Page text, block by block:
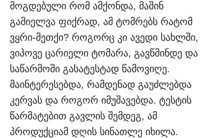
მოგდებული რომ ამქონდა, მაშინ
გამიელვა ფიქრად, ამ ტომრებს რატომ
ვყრი-მეთქი? როგორც კი ავედი სახლში,
ვიპოვე ცარიელი ტომარა, გავწმინდე და
საწარმოში გასატესტად წამოვიღე.
მაინტერესებდა, რამდენად გაუძლებდა
კერვას და როგორ იმუშავებდა. ტესტის
წარმატებით გავლის შემდეგ, ამ
პროდუქციამ დღის სინათლე იხილა.